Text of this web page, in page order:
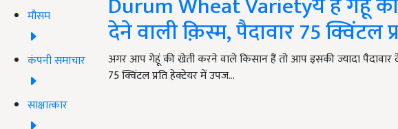
मौसम
कंपनी समाचार
साक्षात्कार
देने वाली क़िस्म, पैदावार 75 क्विंटल
अगर आप गेहूं की खेती करने वाले किसान हैं तो आप इसकी ज्यादा
75 क्विंटल प्रति हेक्टेयर में उपज…